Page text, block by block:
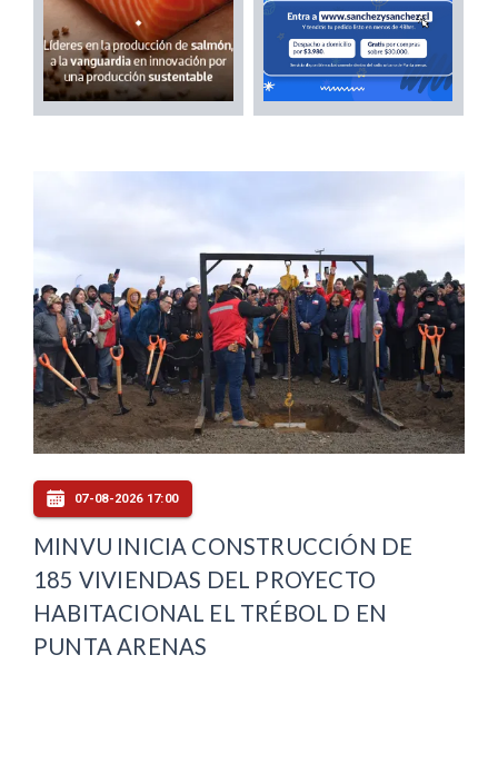
07-08-2026 17:00
MINVU INICIA CONSTRUCCIÓN DE
185 VIVIENDAS DEL PROYECTO
HABITACIONAL EL TRÉBOL D EN
PUNTA ARENAS